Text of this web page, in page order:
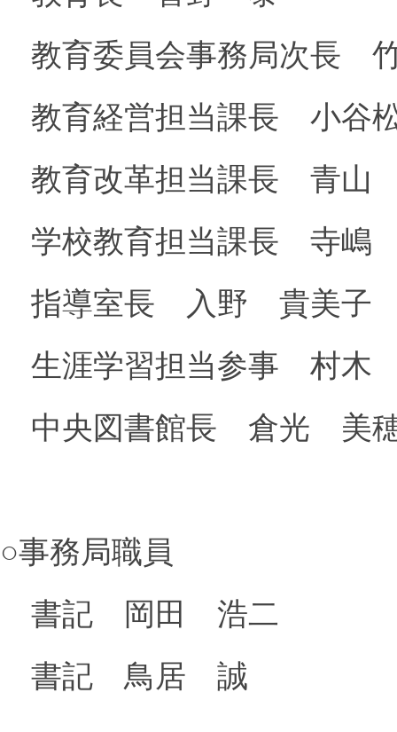
教育委員会事務局次長
教育経営担当課長 小谷
教育改革担当課長 青山
学校教育担当課長 寺嶋
指導室長 入野 貴美子
生涯学習担当参事 村木
中央図書館長 倉光 美
○事務局職員
書記 岡田 浩二
書記 鳥居 誠